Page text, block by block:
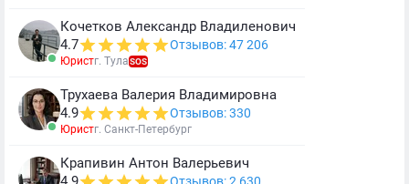
Кочетков Александр Владиленович
4.7
Отзывов: 47 206
Юристг. ТулаSOS
Трухаева Валерия Владимировна
4.9
Отзывов: 330
Юристг. Санкт-Петербург
Крапивин Антон Валерьевич